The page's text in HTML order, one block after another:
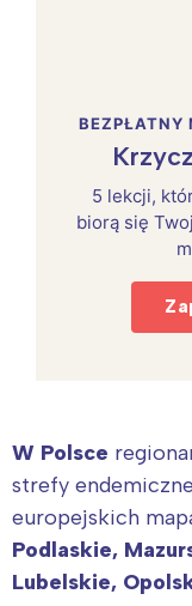
BEZPŁATNY
5 lekcji,
biorą się
W Polsce
strefy
europejskich
Podlaskie,
Lubelskie,